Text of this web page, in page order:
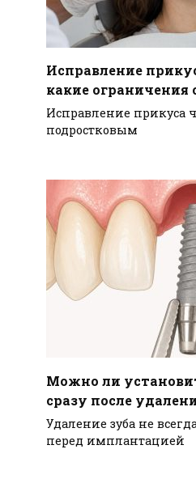
Исправление
какие ограничения
Исправление прикуса
подростковым
Можно ли
сразу после
Удаление зуба не
перед имплантацией